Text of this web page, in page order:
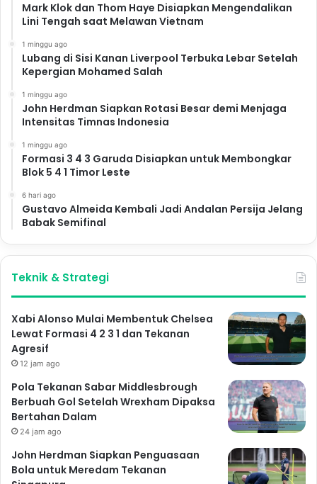
Mark Klok dan Thom Haye Disiapkan Mengendalikan
Lini Tengah saat Melawan Vietnam
1 minggu ago
Lubang di Sisi Kanan Liverpool Terbuka Lebar Setelah
Kepergian Mohamed Salah
1 minggu ago
John Herdman Siapkan Rotasi Besar demi Menjaga
Intensitas Timnas Indonesia
1 minggu ago
Formasi 3 4 3 Garuda Disiapkan untuk Membongkar
Blok 5 4 1 Timor Leste
6 hari ago
Gustavo Almeida Kembali Jadi Andalan Persija Jelang
Babak Semifinal
Teknik & Strategi
Xabi Alonso Mulai Membentuk Chelsea
Lewat Formasi 4 2 3 1 dan Tekanan
Agresif
12 jam ago
Pola Tekanan Sabar Middlesbrough
Berbuah Gol Setelah Wrexham Dipaksa
Bertahan Dalam
24 jam ago
John Herdman Siapkan Penguasaan
Bola untuk Meredam Tekanan